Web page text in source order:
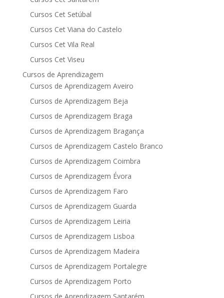
Cursos Cet Setúbal
Cursos Cet Viana do Castelo
Cursos Cet Vila Real
Cursos Cet Viseu
Cursos de Aprendizagem
Cursos de Aprendizagem Aveiro
Cursos de Aprendizagem Beja
Cursos de Aprendizagem Braga
Cursos de Aprendizagem Bragança
Cursos de Aprendizagem Castelo Branco
Cursos de Aprendizagem Coimbra
Cursos de Aprendizagem Évora
Cursos de Aprendizagem Faro
Cursos de Aprendizagem Guarda
Cursos de Aprendizagem Leiria
Cursos de Aprendizagem Lisboa
Cursos de Aprendizagem Madeira
Cursos de Aprendizagem Portalegre
Cursos de Aprendizagem Porto